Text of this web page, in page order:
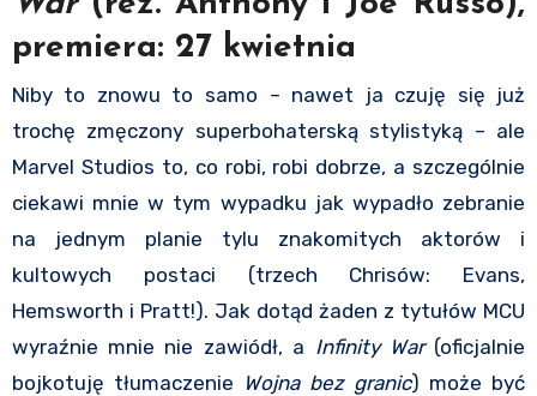
premiera: 27 kwietnia
Niby to znowu to samo – nawet ja czuję się już
trochę zmęczony superbohaterską stylistyką – ale
Marvel Studios to, co robi, robi dobrze, a szczególnie
ciekawi mnie w tym wypadku jak wypadło zebranie
na jednym planie tylu znakomitych aktorów i
kultowych postaci (trzech Chrisów: Evans,
Hemsworth i Pratt!). Jak dotąd żaden z tytułów MCU
wyraźnie mnie nie zawiódł, a Infinity War (oficjalnie
bojkotuję tłumaczenie Wojna bez granic) może być